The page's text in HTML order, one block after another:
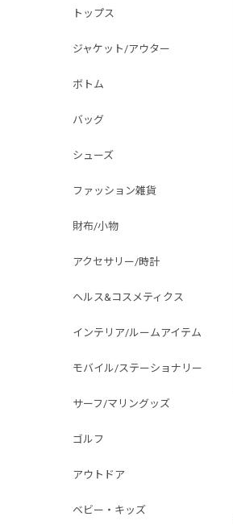
トップス
ジャケット/アウター
ボトム
バッグ
シューズ
ファッション雑貨
財布/小物
アクセサリー/時計
ヘルス&コスメティクス
インテリア/ルームアイテム
モバイル/ステーショナリー
サーフ/マリングッズ
ゴルフ
アウトドア
ベビー・キッズ